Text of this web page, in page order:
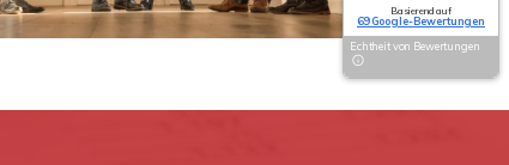
Basierend auf
69 Google-Bewertungen
Echtheit von Bewertungen